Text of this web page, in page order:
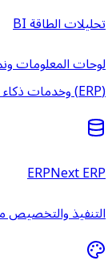
تحليلات الطاقة BI
لوحات المعلومات
(ERP) وخدمات ذكاء الأعمال المُدارة.
ERPNext ERP
التنفيذ والتخصيص